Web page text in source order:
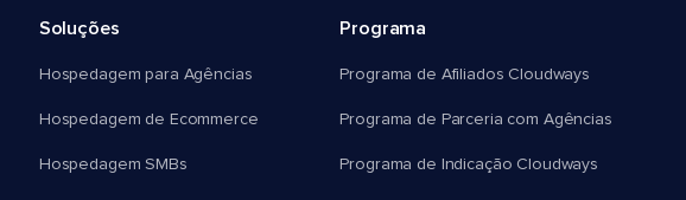
Soluções
Hospedagem para Agências
Hospedagem de Ecommerce
Hospedagem SMBs
Programa
Programa de Afiliados Cloudways
Programa de Parceria com Agências
Programa de Indicação Cloudways